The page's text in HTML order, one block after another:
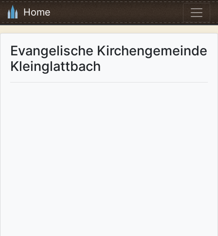
Home
Evangelische Kirchengemeinde
Kleinglattbach